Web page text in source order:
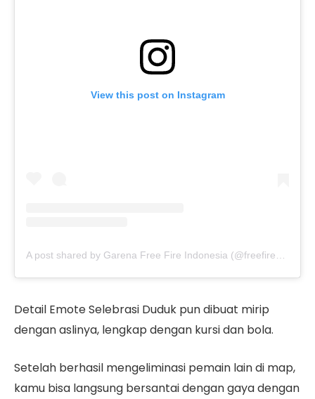
View this post on Instagram
A post shared by Garena Free Fire Indonesia (@freefirebgid)
Detail Emote Selebrasi Duduk pun dibuat mirip
dengan aslinya, lengkap dengan kursi dan bola.
Setelah berhasil mengeliminasi pemain lain di map,
kamu bisa langsung bersantai dengan gaya dengan